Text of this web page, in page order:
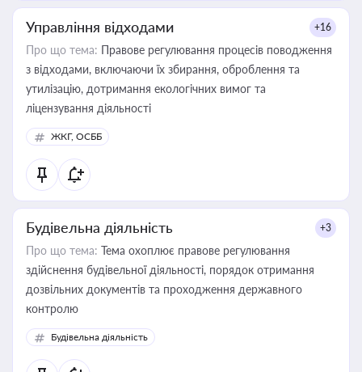
Управління відходами +16
Про що тема: Правове регулювання процесів поводження
з відходами, включаючи їх збирання, оброблення та
утилізацію, дотримання екологічних вимог та
ліцензування діяльності
ЖКГ, ОСББ
Будівельна діяльність +3
Про що тема: Тема охоплює правове регулювання
здійснення будівельної діяльності, порядок отримання
дозвільних документів та проходження державного
контролю
Будівельна діяльність